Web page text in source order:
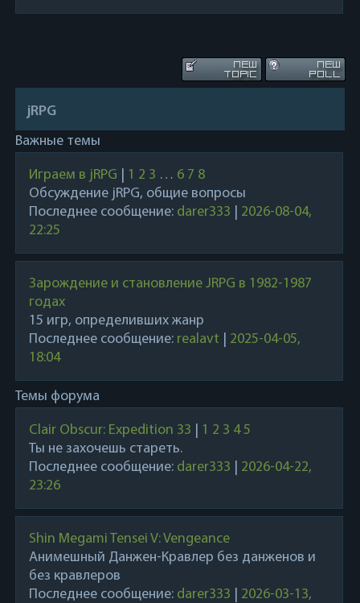
jRPG
Важные темы
Играем в jRPG 1 2 3 … 6 7 8
Обсуждение jRPG, общие вопросы
Последнее сообщение: darer333
2026-08-04,
22:25
Зарождение и становление JRPG в 1982-1987
годах
15 игр, определивших жанр
Последнее сообщение: realavt
2025-04-05,
18:04
Темы форума
Clair Obscur: Expedition 33 1 2 3 4 5
Ты не захочешь стареть.
Последнее сообщение: darer333
2026-04-22,
23:26
Shin Megami Tensei V: Vengeance
Анимешный Данжен-Кравлер без данженов и
без кравлеров
Последнее сообщение: darer333
2026-03-13,